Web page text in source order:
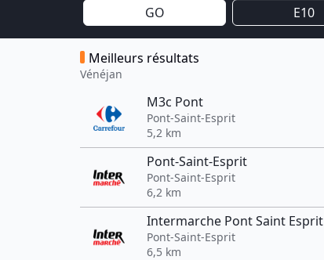
GO E10
Meilleurs résultats
Vénéjan
M3c Pont
Pont-Saint-Esprit
5,2 km
Pont-Saint-Esprit
Pont-Saint-Esprit
6,2 km
Intermarche Pont Saint Esprit
Pont-Saint-Esprit
6,5 km